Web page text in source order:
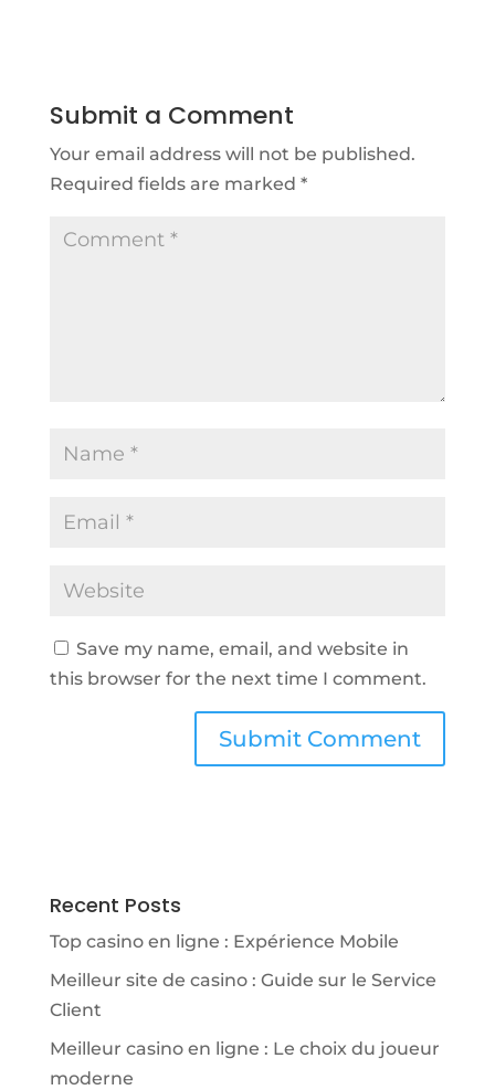
Submit a Comment
Your email address will not be published.
Required fields are marked *
Save my name, email, and website in
this browser for the next time I comment.
Recent Posts
Top casino en ligne : Expérience Mobile
Meilleur site de casino : Guide sur le Service
Client
Meilleur casino en ligne : Le choix du joueur
moderne